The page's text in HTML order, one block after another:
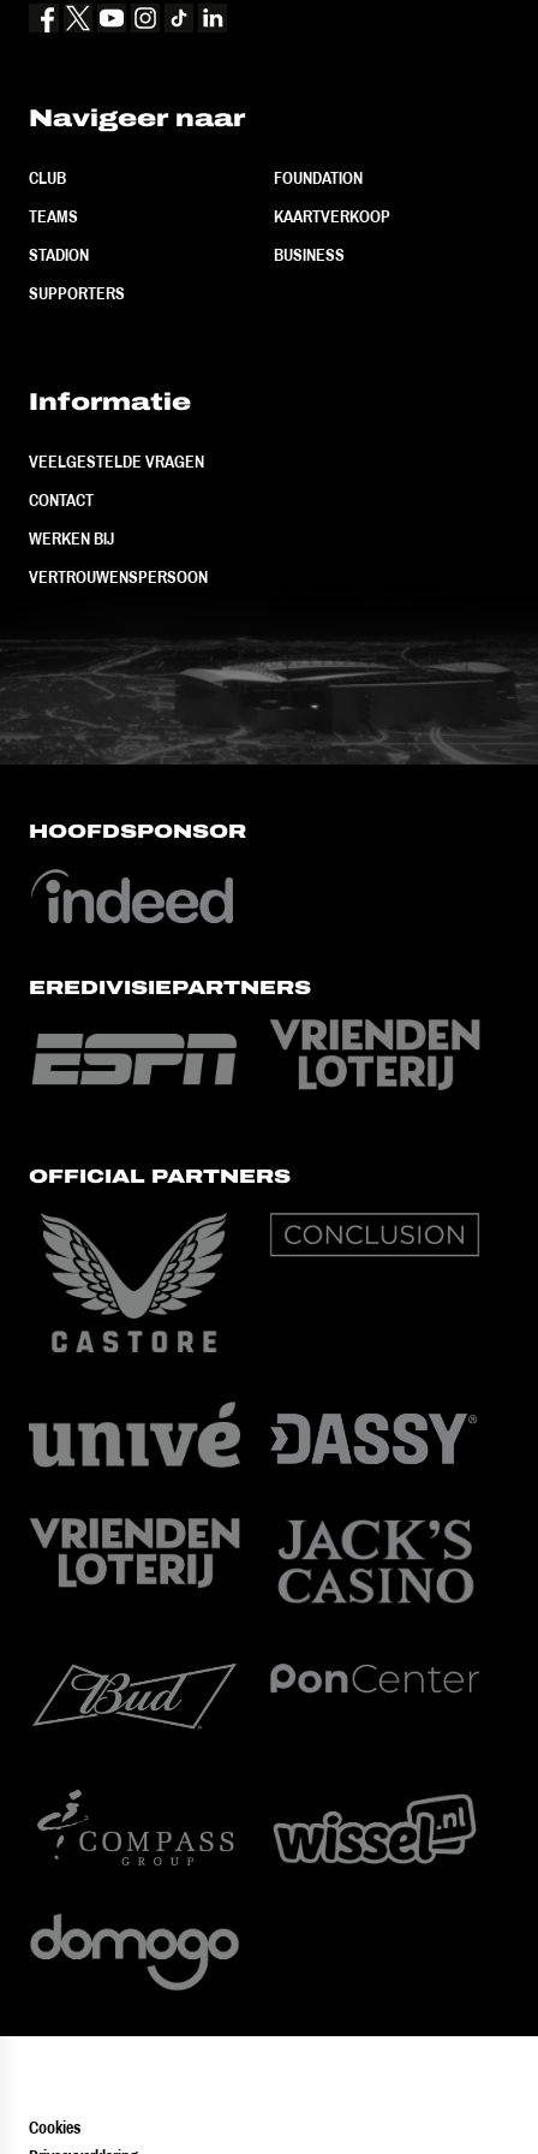
Navigeer naar
CLUB
TEAMS
STADION
SUPPORTERS
FOUNDATION
KAARTVERKOOP
BUSINESS
Informatie
VEELGESTELDE VRAGEN
CONTACT
WERKEN BIJ
VERTROUWENSPERSOON
FC Utrecht<br>vanuit<br>het
HOOFDSPONSOR
EREDIVISIEPARTNERS
OFFICIAL PARTNERS
Cookies